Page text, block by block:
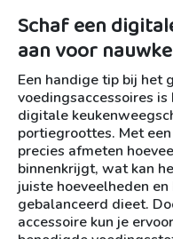
Schaf een
aan voor
Een handige tip bij het
voedingsaccessoires
digitale
portiegroottes. Met
precies afmeten
binnenkrijgt, wat kan
juiste hoeveelheden
gebalanceerd dieet.
accessoire kun je